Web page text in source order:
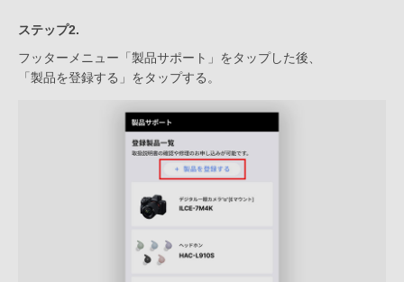
ステップ2.
フッターメニュー「製品サポート」をタップした後、
「製品を登録する」をタップする。